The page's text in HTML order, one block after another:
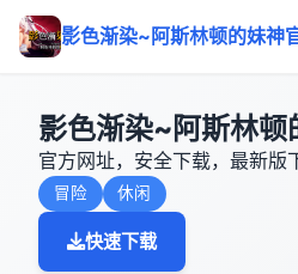
影色渐染~阿斯林顿的妹神
影色渐染~阿斯林顿
官方网址，安全下载，最新版
冒险 休闲
快速下载